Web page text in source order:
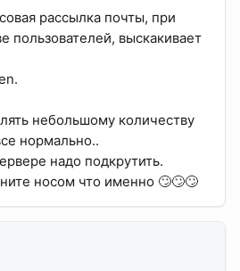
рассылка почты, при
пользователей, выскакивает
небольшому количеству
нормально..
надо подкрутить.
носом что именно 🙄🙄🙄